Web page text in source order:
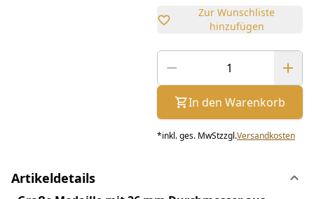
Zur Wunschliste
hinzufügen
In den Warenkorb
*inkl. ges. MwStzzgl.Versandkosten
Artikeldetails